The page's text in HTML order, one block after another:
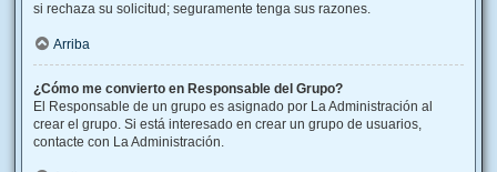
si rechaza su solicitud; seguramente tenga sus razones.
Arriba
¿Cómo me convierto en Responsable del Grupo?
El Responsable de un grupo es asignado por La Administración al
crear el grupo. Si está interesado en crear un grupo de usuarios,
contacte con La Administración.